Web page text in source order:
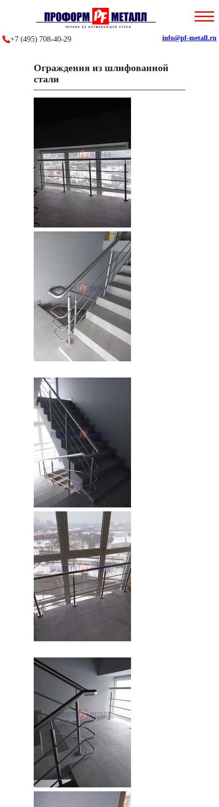
+7 (495) 708-40-29 info@pf-metall.ru
Наши работы
Ограждения из шлифованной
стали